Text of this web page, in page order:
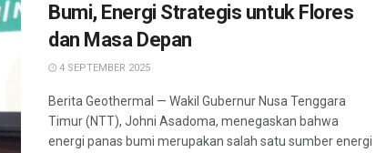
Bumi, Energi Strategis untuk Flores
dan Masa Depan
4 SEPTEMBER 2025
Berita Geothermal — Wakil Gubernur Nusa Tenggara
Timur (NTT), Johni Asadoma, menegaskan bahwa
energi panas bumi merupakan salah satu sumber energi